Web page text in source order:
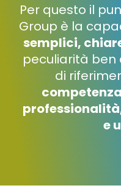
Per questo il
Group è la
semplici,
peculiarità ben
di
e